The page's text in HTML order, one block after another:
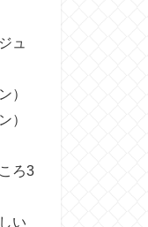
ュ
）
）
ろ3
い